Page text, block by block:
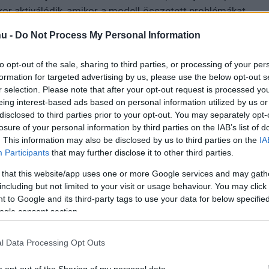
- Do Not Process My Personal Information
opt-out of the sale, sharing to third parties, or processing of your
for targeted advertising by us, please use the below opt-out
selection. Please note that after your opt-out request is processed
interest-based ads based on personal information utilized by us
to third parties prior to your opt-out. You may separately
of your personal information by third parties on the IAB’s list of
This information may also be disclosed by us to third parties on the
Participants that may further disclose it to other third parties.
that this website/app uses one or more Google services and may
but not limited to your visit or usage behaviour. You may
to Google and its third-party tags to use your data for below
consent section.
Data Processing Opt Outs
aktiválódik, amikor a modell összetett problémákat
érvelését magyarázza. A jelenség feltárásához az
Lens) rendszert fejlesztette ki, amely képes
A módszer segítségével a kutatók azt is
a később generált szavak valószínűségét.
a Claude eredeti tervezésének részeként került a
spontán módon alakult ki. A szakemberek ezt a
hasonlítják, amikor különböző rendszerek
szerint mindez arra utalhat, hogy a globális
hanem általánosan hatékony módszer lehet az
nem állítják, hogy a Claude valódi tudattal
annak megértéséhez, miként szerveződhetnek